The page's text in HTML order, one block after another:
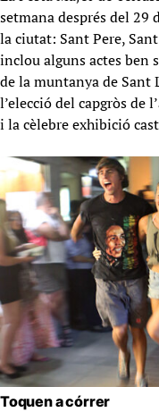
setmana després del 29
la ciutat: Sant Pere,
inclou alguns actes ben
de la muntanya de Sant
l’elecció del capgròs de
i la cèlebre exhibició
Toquen a córrer